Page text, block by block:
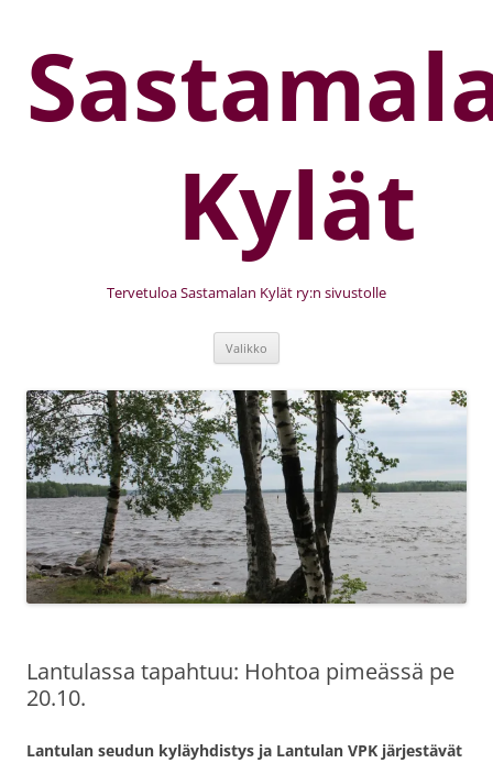
Kylät
Tervetuloa Sastamalan Kylät ry:n sivustolle
Valikko
Lantulassa tapahtuu: Hohtoa pimeässä pe
20.10.
Lantulan seudun kyläyhdistys ja Lantulan VPK järjestävät